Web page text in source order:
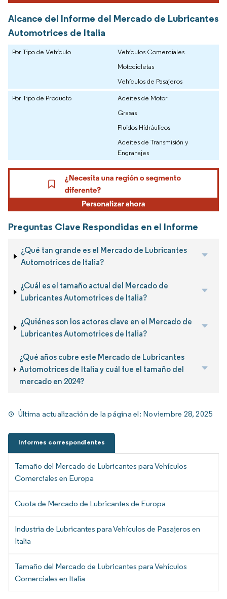
Alcance del Informe del Mercado de Lubricantes
Automotrices de Italia
Por Tipo de Vehículo
Vehículos Comerciales
Motocicletas
Vehículos de Pasajeros
Por Tipo de Producto
Aceites de Motor
Grasas
Fluidos Hidráulicos
Aceites de Transmisión y
Engranajes
Preguntas Clave Respondidas en el Informe
¿Qué tan grande es el Mercado de Lubricantes
Automotrices de Italia?
¿Cuál es el tamaño actual del Mercado de
Lubricantes Automotrices de Italia?
¿Quiénes son los actores clave en el Mercado de
Lubricantes Automotrices de Italia?
¿Qué años cubre este Mercado de Lubricantes
Automotrices de Italia y cuál fue el tamaño del
mercado en 2024?
Última actualización de la página el: Noviembre 28, 2025
Informes correspondientes
Tamaño del Mercado de Lubricantes para Vehículos
Comerciales en Europa
Cuota de Mercado de Lubricantes de Europa
Industria de Lubricantes para Vehículos de Pasajeros en
Italia
Tamaño del Mercado de Lubricantes para Vehículos
Comerciales en Italia